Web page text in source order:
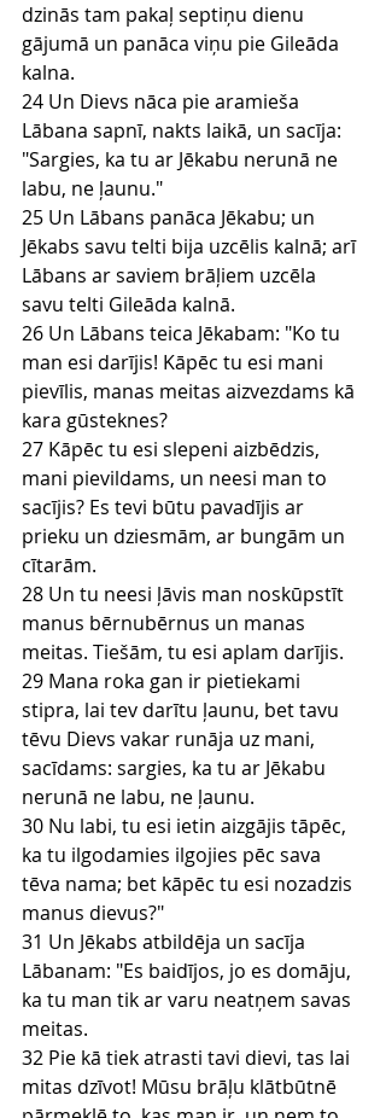
dzinās tam pakaļ septiņu dienu
gājumā un panāca viņu pie Gileāda
kalna.
24 Un Dievs nāca pie aramieša
Lābana sapnī, nakts laikā, un sacīja:
"Sargies, ka tu ar Jēkabu nerunā ne
labu, ne ļaunu."
25 Un Lābans panāca Jēkabu; un
Jēkabs savu telti bija uzcēlis kalnā; arī
Lābans ar saviem brāļiem uzcēla
savu telti Gileāda kalnā.
26 Un Lābans teica Jēkabam: "Ko tu
man esi darījis! Kāpēc tu esi mani
pievīlis, manas meitas aizvezdams kā
kara gūsteknes?
27 Kāpēc tu esi slepeni aizbēdzis,
mani pievildams, un neesi man to
sacījis? Es tevi būtu pavadījis ar
prieku un dziesmām, ar bungām un
cītarām.
28 Un tu neesi ļāvis man noskūpstīt
manus bērnubērnus un manas
meitas. Tiešām, tu esi aplam darījis.
29 Mana roka gan ir pietiekami
stipra, lai tev darītu ļaunu, bet tavu
tēvu Dievs vakar runāja uz mani,
sacīdams: sargies, ka tu ar Jēkabu
nerunā ne labu, ne ļaunu.
30 Nu labi, tu esi ietin aizgājis tāpēc,
ka tu ilgodamies ilgojies pēc sava
tēva nama; bet kāpēc tu esi nozadzis
manus dievus?"
31 Un Jēkabs atbildēja un sacīja
Lābanam: "Es baidījos, jo es domāju,
ka tu man tik ar varu neatņem savas
meitas.
32 Pie kā tiek atrasti tavi dievi, tas lai
mitas dzīvot! Mūsu brāļu klātbūtnē